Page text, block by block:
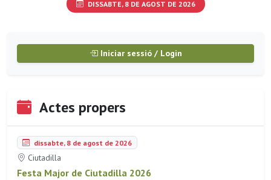
DISSABTE, 8 DE AGOST DE 2026
Iniciar sessió / Login
Actes propers
dissabte, 8 de agost de 2026
Ciutadilla
Festa Major de Ciutadilla 2026